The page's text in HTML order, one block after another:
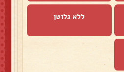
ללא גלוטן